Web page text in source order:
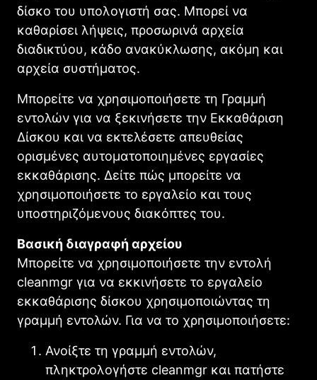
δίσκο του υπολογιστή σας. Μπορεί να
καθαρίσει λήψεις, προσωρινά αρχεία
διαδικτύου, κάδο ανακύκλωσης, ακόμη και
αρχεία συστήματος.
Μπορείτε να χρησιμοποιήσετε τη Γραμμή
εντολών για να ξεκινήσετε την Εκκαθάριση
Δίσκου και να εκτελέσετε απευθείας
ορισμένες αυτοματοποιημένες εργασίες
εκκαθάρισης. Δείτε πώς μπορείτε να
χρησιμοποιήσετε το εργαλείο και τους
υποστηριζόμενους διακόπτες του.
Βασική διαγραφή αρχείου
Μπορείτε να χρησιμοποιήσετε την εντολή
cleanmgr για να εκκινήσετε το εργαλείο
εκκαθάρισης δίσκου χρησιμοποιώντας τη
γραμμή εντολών. Για να το χρησιμοποιήσετε:
Ανοίξτε τη γραμμή εντολών,
πληκτρολογήστε cleanmgr και πατήστε